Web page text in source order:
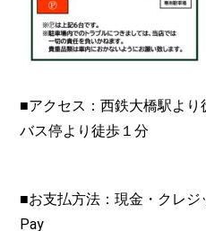
■アクセス：西鉄大橋駅より
バス停より徒歩１分
■お支払方法：現金・クレ
Pay